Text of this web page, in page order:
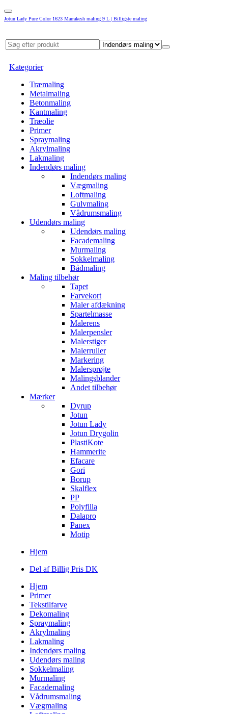
Jotun Lady Pure Color 1623 Marrakesh maling 9 L | Billigste maling
Kategorier
Træmaling
Metalmaling
Betonmaling
Kantmaling
Træolie
Primer
Spraymaling
Akrylmaling
Lakmaling
Indendørs maling
Indendørs maling
Vægmaling
Loftmaling
Gulvmaling
Vådrumsmaling
Udendørs maling
Udendørs maling
Facademaling
Murmaling
Sokkelmaling
Bådmaling
Maling tilbehør
Tapet
Farvekort
Maler afdækning
Spartelmasse
Malerens
Malerpensler
Malerstiger
Malerruller
Markering
Malersprøjte
Malingsblander
Andet tilbehør
Mærker
Dyrup
Jotun
Jotun Lady
Jotun Drygolin
PlastiKote
Hammerite
Efacare
Gori
Borup
Skalflex
PP
Polyfilla
Dalapro
Panex
Motip
Hjem
Del af Billig Pris DK
Hjem
Primer
Tekstilfarve
Dekomaling
Spraymaling
Akrylmaling
Lakmaling
Indendørs maling
Udendørs maling
Sokkelmaling
Murmaling
Facademaling
Vådrumsmaling
Vægmaling